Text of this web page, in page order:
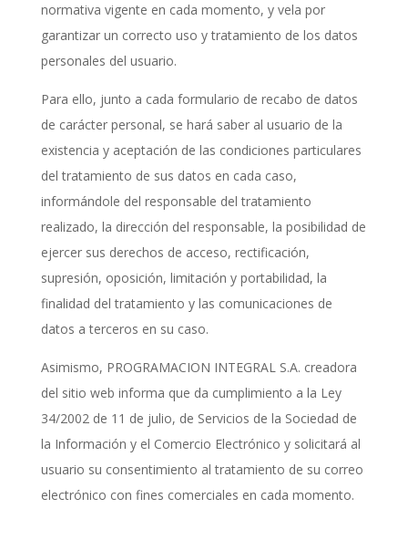
normativa vigente en cada momento, y vela por
garantizar un correcto uso y tratamiento de los datos
personales del usuario.
Para ello, junto a cada formulario de recabo de datos
de carácter personal, se hará saber al usuario de la
existencia y aceptación de las condiciones particulares
del tratamiento de sus datos en cada caso,
informándole del responsable del tratamiento
realizado, la dirección del responsable, la posibilidad de
ejercer sus derechos de acceso, rectificación,
supresión, oposición, limitación y portabilidad, la
finalidad del tratamiento y las comunicaciones de
datos a terceros en su caso.
Asimismo, PROGRAMACION INTEGRAL S.A. creadora
del sitio web informa que da cumplimiento a la Ley
34/2002 de 11 de julio, de Servicios de la Sociedad de
la Información y el Comercio Electrónico y solicitará al
usuario su consentimiento al tratamiento de su correo
electrónico con fines comerciales en cada momento.